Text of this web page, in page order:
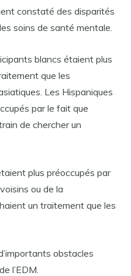
constaté des disparités
soins de santé mentale.
blancs étaient plus
que les
Les Hispaniques
par le fait que
de chercher un
plus préoccupés par
ou de la
un traitement que les
obstacles
l’EDM.